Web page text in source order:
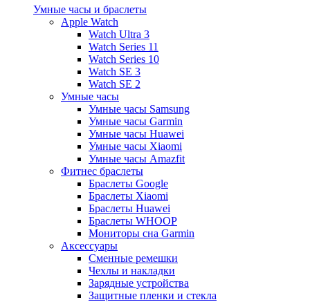
Умные часы и браслеты
Apple Watch
Watch Ultra 3
Watch Series 11
Watch Series 10
Watch SE 3
Watch SE 2
Умные часы
Умные часы Samsung
Умные часы Garmin
Умные часы Huawei
Умные часы Xiaomi
Умные часы Amazfit
Фитнес браслеты
Браслеты Google
Браслеты Xiaomi
Браслеты Huawei
Браслеты WHOOP
Мониторы сна Garmin
Аксессуары
Сменные ремешки
Чехлы и накладки
Зарядные устройства
Защитные пленки и стекла